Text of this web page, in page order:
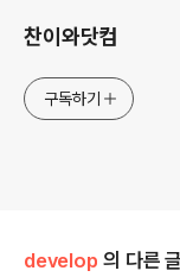
찬이와닷컴
구독하기
develop 의 다른 글